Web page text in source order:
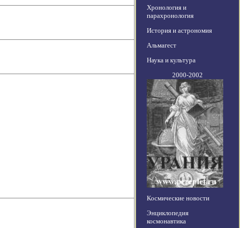
Хронология и
парахронология
История и астрономия
Альмагест
Наука и культура
2000-2002
Космические новости
Энциклопедия
космонавтика